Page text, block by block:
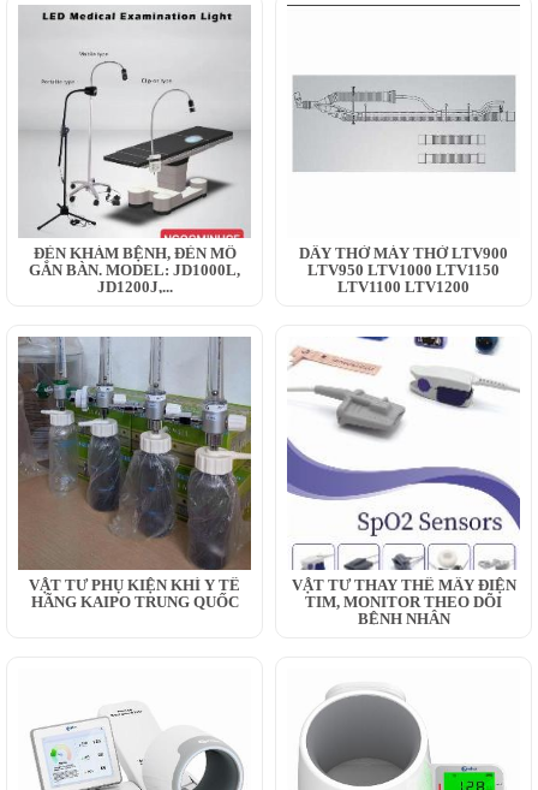
ĐÈN KHÁM BỆNH, ĐÈN MỔ
GẮN BÀN. MODEL: JD1000L,
JD1200J,...
DÂY THỞ MÁY THỞ LTV900
LTV950 LTV1000 LTV1150
LTV1100 LTV1200
VẬT TƯ PHỤ KIỆN KHÍ Y TẾ
HÃNG KAIPO TRUNG QUỐC
VẬT TƯ THAY THẾ MÂY ĐIỆN
TIM, MONITOR THEO DÕI
BỆNH NHÂN